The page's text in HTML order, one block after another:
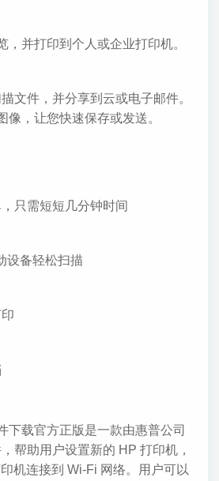
，并打印到个人或企业打印机。
文件，并分享到云或电子邮件。
像，让您快速保存或发送。
只需短短几分钟时间
设备轻松扫描
下载官方正版是一款由惠普公司
帮助用户设置新的 HP 打印机，
机连接到 Wi-Fi 网络。用户可以